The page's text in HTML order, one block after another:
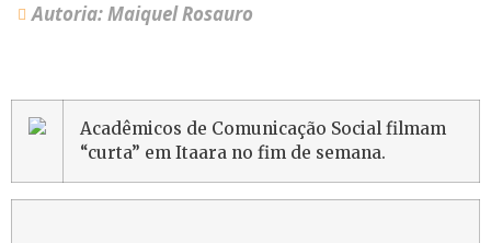
Autoria: Maiquel Rosauro
Acadêmicos de Comunicação Social filmam
“curta” em Itaara no fim de semana.